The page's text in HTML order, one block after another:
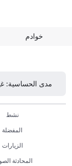
خوادم
مدى الحساسية:
نشط
المفضلة
الزيارات
المحادثة